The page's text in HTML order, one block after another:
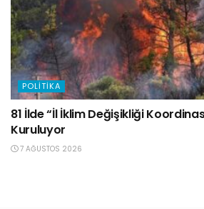
POLITIKA
81 İlde “İl İklim Değişikliği
Kuruluyor
7 AĞUSTOS 2026